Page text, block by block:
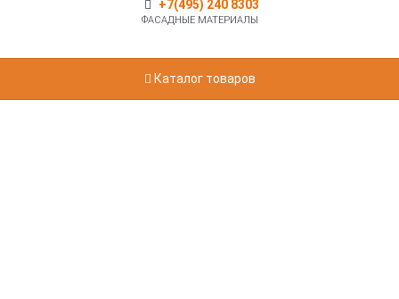
+7(495) 240 8303
ФАСАДНЫЕ МАТЕРИАЛЫ
Каталог товаров